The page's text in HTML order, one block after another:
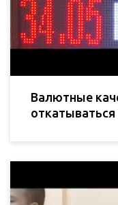
Валютные
откатываться